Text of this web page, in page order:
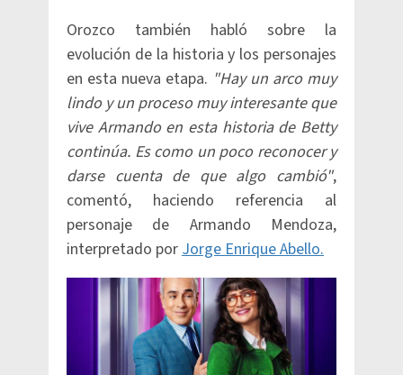
Orozco también habló sobre la
evolución de la historia y los personajes
en esta nueva etapa. "Hay un arco muy
lindo y un proceso muy interesante que
vive Armando en esta historia de Betty
continúa. Es como un poco reconocer y
darse cuenta de que algo cambió",
comentó, haciendo referencia al
personaje de Armando Mendoza,
interpretado porJorge Enrique Abello.